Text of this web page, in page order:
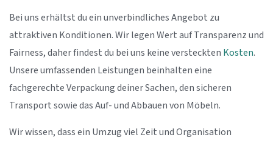
Bei uns erhältst du ein unverbindliches Angebot zu
attraktiven Konditionen. Wir legen Wert auf Transparenz und
Fairness, daher findest du bei uns keine versteckten Kosten.
Unsere umfassenden Leistungen beinhalten eine
fachgerechte Verpackung deiner Sachen, den sicheren
Transport sowie das Auf- und Abbauen von Möbeln.
Wir wissen, dass ein Umzug viel Zeit und Organisation